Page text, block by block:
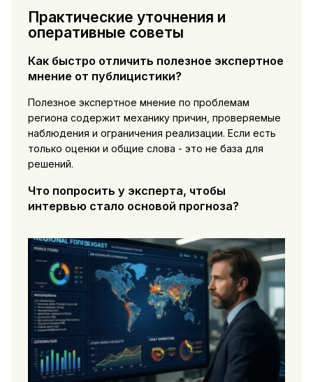
Практические уточнения и
оперативные советы
Как быстро отличить полезное экспертное
мнение от публицистики?
Полезное экспертное мнение по проблемам
региона содержит механику причин, проверяемые
наблюдения и ограничения реализации. Если есть
только оценки и общие слова - это не база для
решений.
Что попросить у эксперта, чтобы
интервью стало основой прогноза?